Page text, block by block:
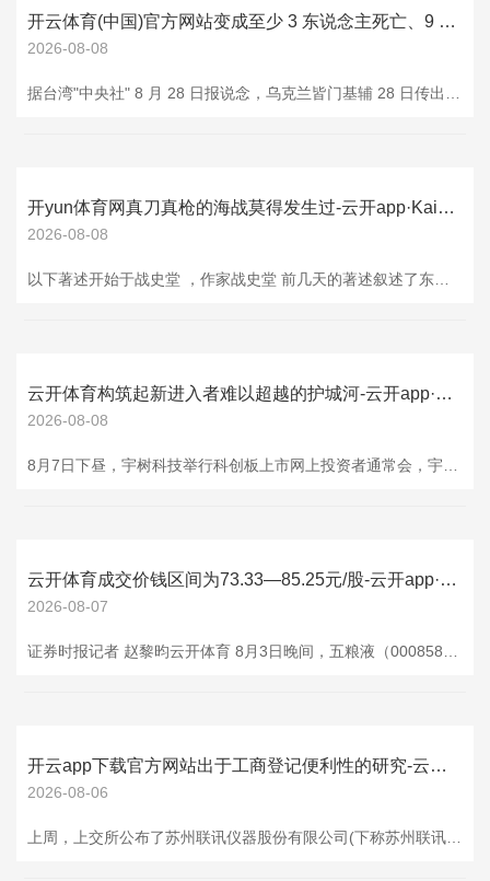
开云体育(中国)官方网站变成至少 3 东说念主死亡、9 东说念主受伤-云开app·Kaiyun下载官方网站-登录入口
2026-08-08
开yun体育网真刀真枪的海战莫得发生过-云开app·Kaiyun下载官方网站-登录入口
2026-08-08
云开体育构筑起新进入者难以超越的护城河-云开app·Kaiyun下载官方网站-登录入口
2026-08-08
云开体育成交价钱区间为73.33—85.25元/股-云开app·Kaiyun下载官方网站-登录入口
2026-08-07
开云app下载官方网站出于工商登记便利性的研究-云开app·Kaiyun下载官方网站-登录入口
2026-08-06